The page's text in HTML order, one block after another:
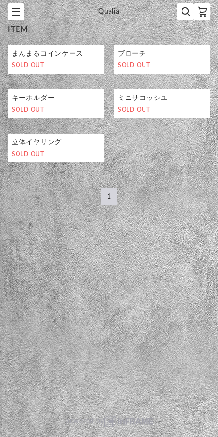
Qualia
ITEM
まんまるコインケース
SOLD OUT
ブローチ
SOLD OUT
キーホルダー
SOLD OUT
ミニサコッシユ
SOLD OUT
立体イヤリング
SOLD OUT
1
powered by